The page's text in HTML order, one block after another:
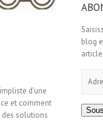
d’une
et comment
solutions
blog
e-